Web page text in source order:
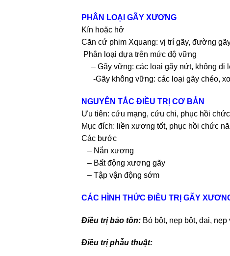
PHÂN LOẠI GÃY XƯƠNG
Kín hoặc hở
Căn cứ phim Xquang: vị trí gãy, đường
Phân loại dựa trên mức độ vững
– Gãy vững: các loại gãy nứt, không di
-Gãy không vững: các loại gãy chéo,
NGUYÊN TẮC ĐIỀU TRỊ CƠ BẢN
Ưu tiên: cứu mạng, cứu chi, phục hồi
Mục đích: liền xương tốt, phục hồi chức
Các bước
– Nắn xương
– Bất động xương gãy
– Tập vận động sớm
CÁC HÌNH THỨC ĐIỀU TRỊ GÃY
Điều trị bảo tồn: Bó bột, nẹp bột, đai,
Điều trị phẫu thuật: